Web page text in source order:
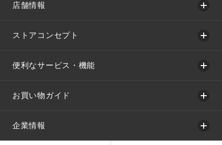
店舗情報
ストアコンセプト
便利なサービス・機能
お買い物ガイド
企業情報